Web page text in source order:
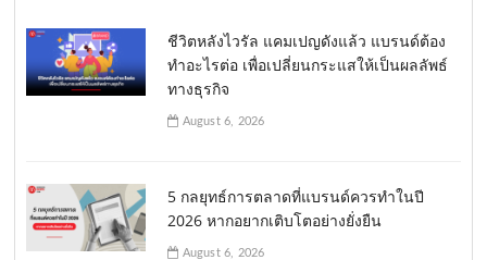
ชีวิตหลังไวรัล แคมเปญดังแล้ว แบรนด์ต้อง
ทำอะไรต่อ เพื่อเปลี่ยนกระแสให้เป็นผลลัพธ์
ทางธุรกิจ
August 6, 2026
5 กลยุทธ์การตลาดที่แบรนด์ควรทำในปี
2026 หากอยากเติบโตอย่างยั่งยืน
August 6, 2026